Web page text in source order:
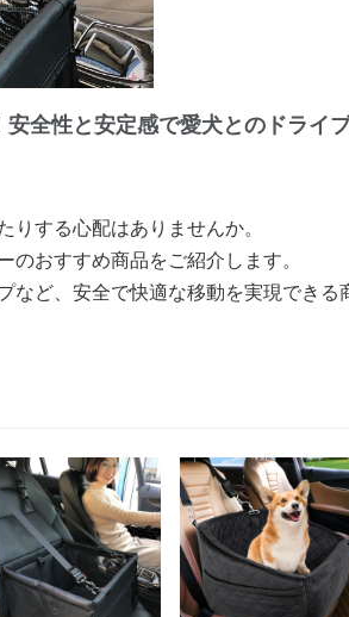
全性と安定感で愛犬とのドライ
する心配はありませんか。
おすすめ商品をご紹介します。
など、安全で快適な移動を実現でき